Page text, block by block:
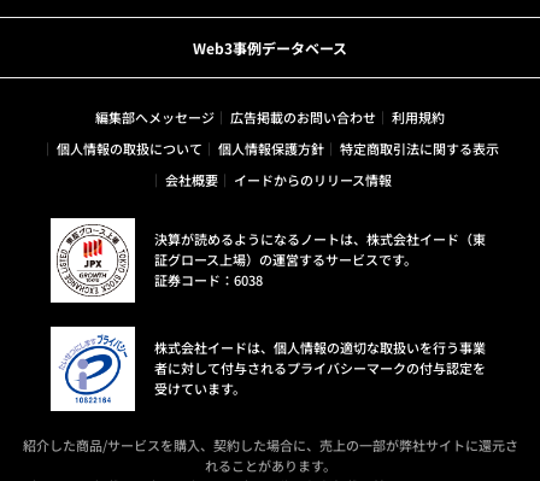
Web3事例データベース
編集部へメッセージ 広告掲載のお問い合わせ
利用規約
個人情報の取扱について
個人情報保護方針
特定商取引法に関する表示
会社概要
イードからのリリース情報
決算が読めるようになるノートは、株式会社イード（東
証グロース上場）の運営するサービスです。
証券コード：6038
株式会社イードは、個人情報の適切な取扱いを行う事業
者に対して付与されるプライバシーマークの付与認定を
受けています。
紹介した商品/サービスを購入、契約した場合に、売上の一部が弊社サイトに還元さ
れることがあります。